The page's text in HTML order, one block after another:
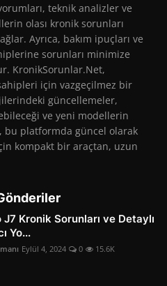
teknik analizler ve
olası kronik sorunları
Ayrıca, bakım ipuçları ve
sorunları minimize
KronikSorunlar.Net,
için vazgeçilmez bir
güncellemeler,
ve yeni modellerin
bu platformda güncel olarak
kompakt bir araçtan, uzun
Kronik Sorunları ve Detaylı
Yo...
Eylül 4, 2024 0 15.6K